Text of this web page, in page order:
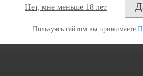
Нет, мне меньше 18 лет
Пользуясь сайтом вы принимаете